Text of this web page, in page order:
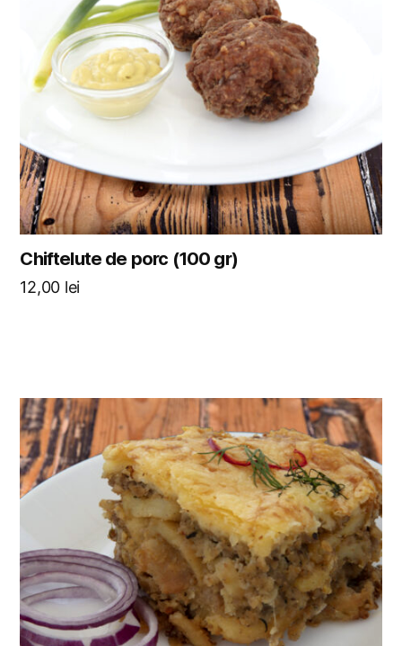
Chiftelute de porc (100 gr)
12,00 lei